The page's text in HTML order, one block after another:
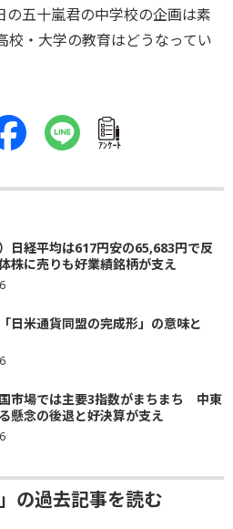
の五十嵐君の中学校の企画は素
校・大学の教育はどうなってい
ｱﾝｹｰﾄ
）日経平均は617円安の65,683円で反
株に売りも好業績銘柄が支え
「日米通貨同盟の完成形」の意味と
国市場では主要3指数がまちまち 中東
懸念の後退と好決算が支え
の過去記事を読む